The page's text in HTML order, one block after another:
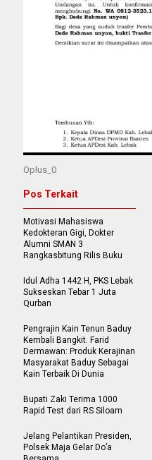
Oplus_0
Pos Terkait
Motivasi Mahasiswa
Kedokteran Gigi, Dokter
Alumni SMAN 3
Rangkasbitung Rilis Buku
Idul Adha 1442 H, PKS Lebak
Sukseskan Tebar 1 Juta
Qurban
Pengrajin Kain Tenun Baduy
Kembali Bangkit. Farid
Dermawan: Produk Kerajinan
Masyarakat Baduy Sebagai
Kain Terbaik Di Dunia
Bupati Zaki Terima 1000
Rapid Test dari RS Siloam
Jelang Pelantikan Presiden,
Polsek Maja Gelar Do’a